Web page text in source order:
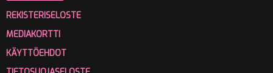
REKISTERISELOSTE
MEDIAKORTTI
KÄYTTÖEHDOT